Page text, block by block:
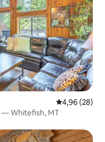
4,96 de uma
4,96 (28)
— Whitefish, MT